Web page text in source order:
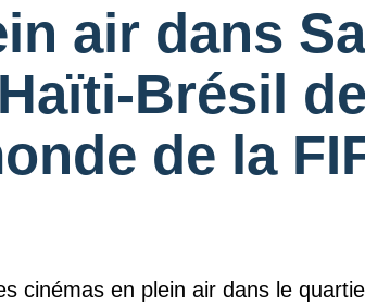
air dans
Brésil de
de la
cinémas en plein air dans le